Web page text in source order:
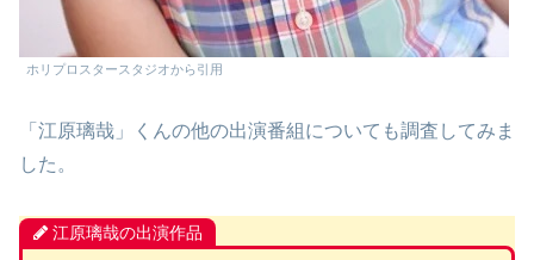
ホリプロスタースタジオから引用
「江原璃哉」くんの他の出演番組についても調査してみま
した。
江原璃哉の出演作品